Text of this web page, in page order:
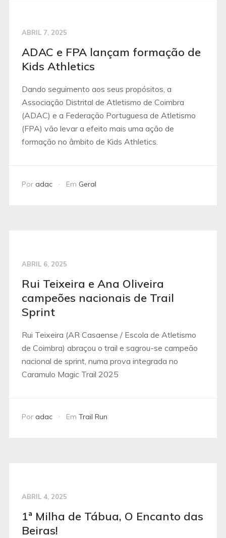
ABRIL 7, 2025
ADAC e FPA lançam formação de
Kids Athletics
Dando seguimento aos seus propósitos, a
Associação Distrital de Atletismo de Coimbra
(ADAC) e a Federação Portuguesa de Atletismo
(FPA) vão levar a efeito mais uma ação de
formação no âmbito de Kids Athletics.
Por adac Em Geral
ABRIL 6, 2025
Rui Teixeira e Ana Oliveira
campeões nacionais de Trail
Sprint
Rui Teixeira (AR Casaense / Escola de Atletismo
de Coimbra) abraçou o trail e sagrou-se campeão
nacional de sprint, numa prova integrada no
Caramulo Magic Trail 2025
Por adac Em Trail Run
ABRIL 4, 2025
1ª Milha de Tábua, O Encanto das
Beiras!